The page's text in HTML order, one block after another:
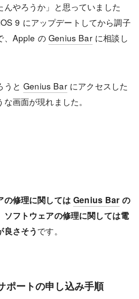
んやろうか」と思っていました
9 にアップデートしてから調子
、Apple のGenius Barに相談し
うとGenius Barにアクセスした
画面が現れました。
の修理に関してはGenius Barの
ソフトウェアの修理に関しては電
良さそうです。
ポートの申し込み手順